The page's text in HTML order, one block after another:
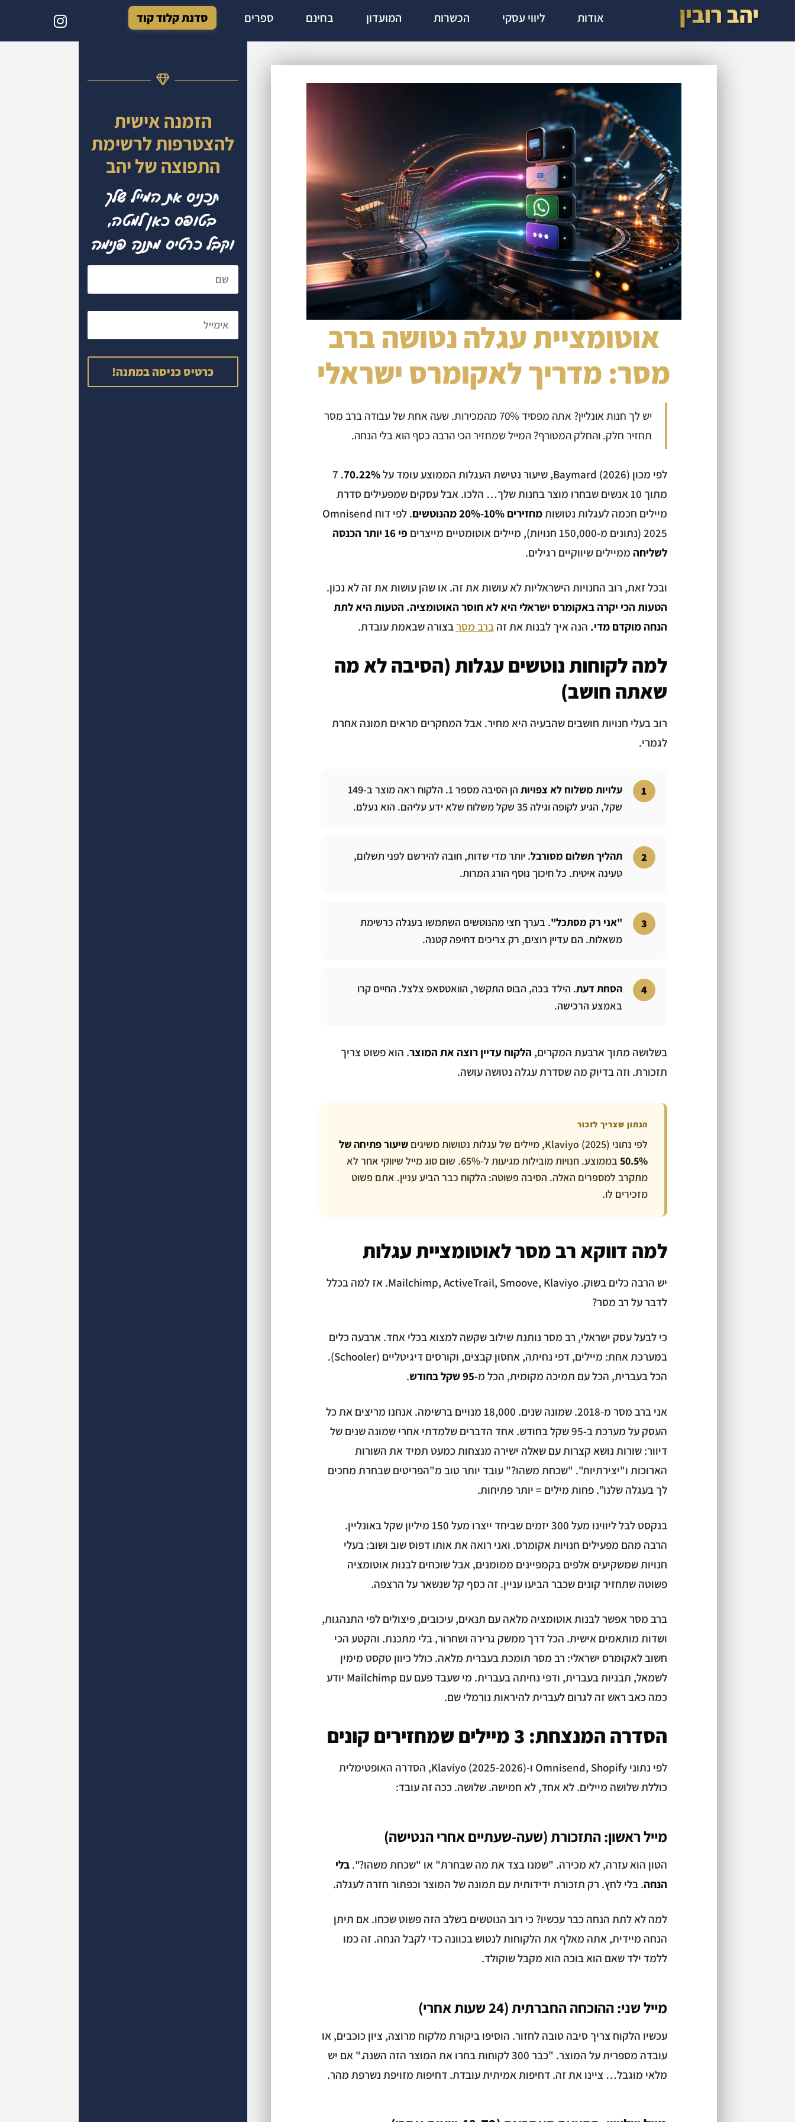
אודות ליווי עסקי הכשרות המועדון בחינם ספרים סדנת קלוד קוד
אוטומציית עגלה נטושה ברב
מסר: מדריך לאקומרס ישראלי
יש לך חנות אונליין? אתה מפסיד 70% מהמכירות. שעה אחת של עבודה ברב מסר
תחזיר חלק. והחלק המטורף? המייל שמחזיר הכי הרבה כסף הוא בלי הנחה.
לפי מכון Baymard (2026), שיעור נטישת העגלות הממוצע עומד על 70.22%
. 7
מתוך 10 אנשים שבחרו מוצר בחנות שלך… הלכו. אבל עסקים שמפעילים סדרת
מיילים חכמה לעגלות נטושותמחזירים 10%-20% מהנוטשים
. לפי דוח Omnisend
2025 (נתונים מ-150,000 חנויות), מיילים אוטומטיים מייצרים
פי 16 יותר הכנסה
לשליחה ממיילים שיווקיים רגילים.
ובכל זאת, רוב החנויות הישראליות לא עושות את זה. או שהן עושות את זה לא נכון.
הטעות הכי יקרה באקומרס ישראלי היא לא חוסר האוטומציה. הטעות היא לתת
הנחה מוקדם מדי. הנה איך לבנות את זהברב מסרבצורה שבאמת עובדת.
למה לקוחות נוטשים עגלות (הסיבה לא מה
שאתה חושב)
רוב בעלי חנויות חושבים שהבעיה היא מחיר. אבל המחקרים מראים תמונה אחרת
לגמרי.
עלויות משלוח לא צפויות
הן הסיבה מספר 1. הלקוח ראה מוצר ב-149
שקל, הגיע לקופה וגילה 35 שקל משלוח שלא ידע עליהם. הוא נעלם.
תהליך תשלום מסורבל. יותר מדי שדות, חובה להירשם לפני תשלום,
טעינה איטית. כל חיכוך נוסף הורג המרות.
"אני רק מסתכל". בערך חצי מהנוטשים השתמשו בעגלה כרשימת
משאלות. הם עדיין רוצים, רק צריכים דחיפה קטנה.
הסחת דעת. הילד בכה, הבוס התקשר, הוואטסאפ צלצל. החיים קרו
באמצע הרכישה.
בשלושה מתוך ארבעת המקרים, הלקוח עדיין רוצה את המוצר. הוא פשוט צריך
תזכורת. וזה בדיוק מה שסדרת עגלה נטושה עושה.
הנתון שצריך לזכור
לפי נתוני Klaviyo (2025), מיילים של עגלות נטושות משיגים
שיעור פתיחה של
50.5%
בממוצע. חנויות מובילות מגיעות ל-65%. שום סוג מייל שיווקי אחר לא
מתקרב למספרים האלה. הסיבה פשוטה: הלקוח כבר הביע עניין. אתם פשוט
מזכירים לו.
למה דווקא רב מסר לאוטומציית עגלות
יש הרבה כלים בשוק. Mailchimp, ActiveTrail, Smoove, Klaviyo. אז למה בכלל
לדבר על רב מסר?
כי לבעל עסק ישראלי, רב מסר נותנת שילוב שקשה למצוא בכלי אחד. ארבעה כלים
במערכת אחת: מיילים, דפי נחיתה, אחסון קבצים, וקורסים דיגיטליים (Schooler).
הכל בעברית, הכל עם תמיכה מקומית, הכל מ-95 שקל בחודש .
אני ברב מסר מ-2018. שמונה שנים. 18,000 מנויים ברשימה. אנחנו מריצים את כל
העסק על מערכת ב-95 שקל בחודש. אחד הדברים שלמדתי אחרי שמונה שנים של
דיוור: שורות נושא קצרות עם שאלה ישירה מנצחות כמעט תמיד את השורות
הארוכות ו"יצירתיות". "שכחת משהו?" עובד יותר טוב מ"הפריטים שבחרת מחכים
לך בעגלה שלנו". פחות מילים = יותר פתיחות.
בנקסט לבל ליווינו מעל 300 יזמים שביחד ייצרו מעל 150 מיליון שקל באונליין.
הרבה מהם מפעילים חנויות אקומרס. ואני רואה את אותו דפוס שוב ושוב: בעלי
חנויות שמשקיעים אלפים בקמפיינים ממומנים, אבל שוכחים לבנות אוטומציה
פשוטה שתחזיר קונים שכבר הביעו עניין. זה כסף קל שנשאר על הרצפה.
ברב מסר אפשר לבנות אוטומציה מלאה עם תנאים, עיכובים, פיצולים לפי התנהגות,
ושדות מותאמים אישית. הכל דרך ממשק גרירה ושחרור, בלי מתכנת. והקטע הכי
חשוב לאקומרס ישראלי: רב מסר תומכת בעברית מלאה. כולל כיוון טקסט מימין
לשמאל, תבניות בעברית, ודפי נחיתה בעברית. מי שעבד פעם עם Mailchimp יודע
כמה כאב ראש זה לגרום לעברית להיראות נורמלי שם.
הסדרה המנצחת: 3 מיילים שמחזירים קונים
לפי נתוני Omnisend, Shopify ו-Klaviyo (2025-2026), הסדרה האופטימלית
כוללת שלושה מיילים. לא אחד, לא חמישה. שלושה. ככה זה עובד:
מייל ראשון: התזכורת (שעה-שעתיים אחרי הנטישה)
הטון הוא עזרה, לא מכירה. "שמנו בצד את מה שבחרת" או "שכחת משהו?".בלי
הנחה. בלי לחץ. רק תזכורת ידידותית עם תמונה של המוצר וכפתור חזרה לעגלה.
למה לא לתת הנחה כבר עכשיו? כי רוב הנוטשים בשלב הזה פשוט שכחו. אם תיתן
הנחה מיידית, אתה מאלף את הלקוחות לנטוש בכוונה כדי לקבל הנחה. זה כמו
ללמד ילד שאם הוא בוכה הוא מקבל שוקולד.
מייל שני: ההוכחה החברתית (24 שעות אחרי)
עכשיו הלקוח צריך סיבה טובה לחזור. הוסיפו ביקורת מלקוח מרוצה, ציון כוכבים, או
עובדה מספרית על המוצר. "כבר 300 לקוחות בחרו את המוצר הזה השנה." אם יש
מלאי מוגבל… ציינו את זה. דחיפות אמיתית עובדת. דחיפות מזויפת נשרפת מהר.
הזמנה אישית
להצטרפות לרשימת
התפוצה של יהב
תכניס את המייל שלך
בטופס כאן למטה,
וקבל כרטיס מתנה פנימה
כרטיס כניסה במתנה!